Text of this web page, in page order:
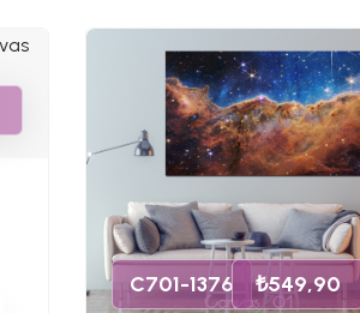
C701-1376 ₺549,90